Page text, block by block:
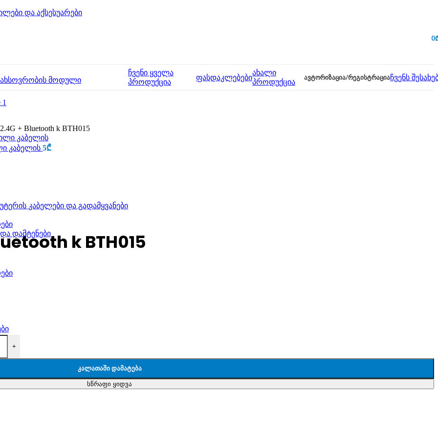
0
და აქსესუარები
მოდული
კაბელები და გადამყვანები
დამტენები
ჩვენი ყველა
პროდუქცია
ფასდაკლებები
ახალი
პროდუქცია
ᲐᲕᲢᲝᲠᲘᲖᲐᲪᲘᲐ/ᲠᲔᲒᲘᲡᲢᲠᲐᲪᲘᲐჩვენს
+ Bluetooth k BTH015
კაბელის 5₾
k BTH015
+
ᲙᲐᲚᲐᲗᲐᲨᲘ ᲓᲐᲛᲐᲢᲔᲑᲐ
სწრაფი ყიდვა